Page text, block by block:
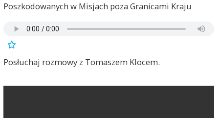
Poszkodowanych w Misjach poza Granicami Kraju
Posłuchaj rozmowy z Tomaszem Klocem.